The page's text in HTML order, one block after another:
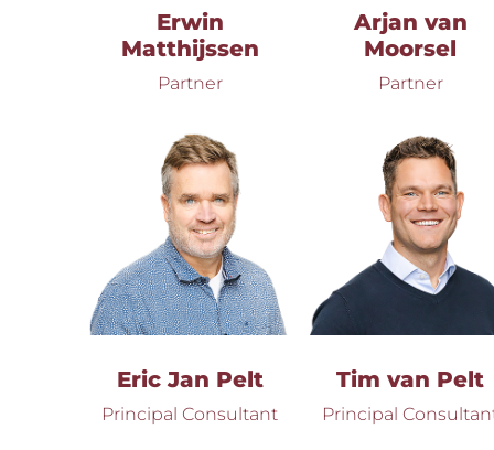
Erwin
Matthijssen
Partner
Arjan van
Moorsel
Partner
Eric Jan Pelt
Principal Consultant
Tim van Pelt
Principal